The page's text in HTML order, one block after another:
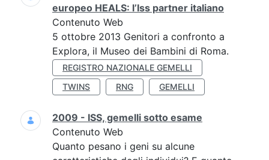
europeo HEALS: l’Iss partner italiano
Contenuto Web
5 ottobre 2013 Genitori a confronto a
Explora, il Museo dei Bambini di Roma.
REGISTRO NAZIONALE GEMELLI
TWINS
RNG GEMELLI
2009 - ISS, gemelli sotto esame
Contenuto Web
Quanto pesano i geni su alcune